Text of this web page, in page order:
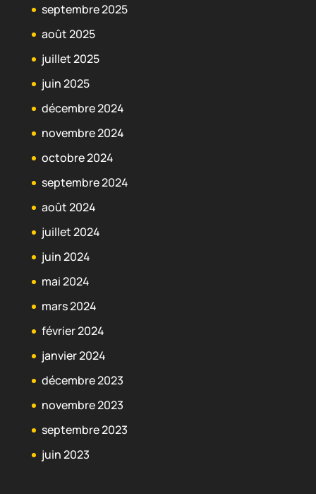
septembre 2025
août 2025
juillet 2025
juin 2025
décembre 2024
novembre 2024
octobre 2024
septembre 2024
août 2024
juillet 2024
juin 2024
mai 2024
mars 2024
février 2024
janvier 2024
décembre 2023
novembre 2023
septembre 2023
juin 2023